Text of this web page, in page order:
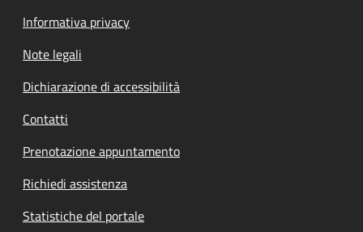
Informativa privacy
Note legali
Dichiarazione di accessibilità
Contatti
Prenotazione appuntamento
Richiedi assistenza
Statistiche del portale